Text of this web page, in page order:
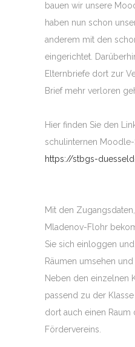
bauen wir unsere
haben nun schon
anderem mit den
eingerichtet.
Elternbriefe dort zur
Brief mehr verloren
Hier finden Sie den
schulinternen Moodle-
https://stbgs-
Mit den
Mladenov-Flohr
Sie sich einloggen
Räumen umsehen
Neben den einzelnen
passend zu der
dort auch einen Raum
Fördervereins.